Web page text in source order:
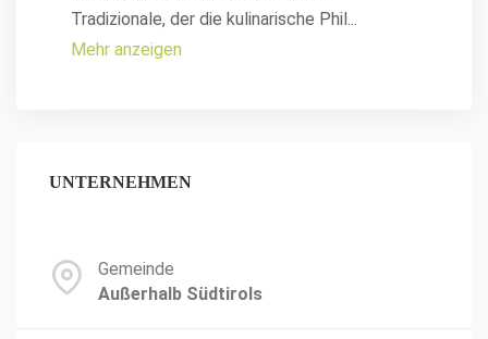
Tradizionale, der die kulinarische Phil...
Mehr anzeigen
UNTERNEHMEN
Gemeinde
Außerhalb Südtirols